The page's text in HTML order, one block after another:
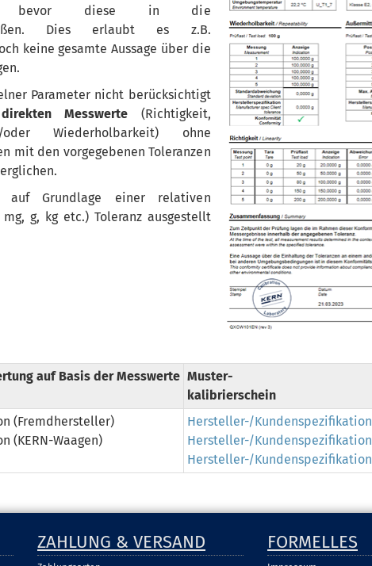
bevor diese in die
Dies erlaubt es z.B.
keine gesamte Aussage über die
Parameter nicht berücksichtigt
direkten Messwerte (Richtigkeit,
Wiederholbarkeit) ohne
mit den vorgegebenen Toleranzen
auf Grundlage einer relativen
g, kg etc.) Toleranz ausgestellt
auf Basis der Messwerte Muster-
kalibrierschein
(Fremdhersteller)
(KERN-Waagen)
Hersteller-/Kundenspezifikation
Hersteller-/Kundenspezifikation
Hersteller-/Kundenspezifikation
ZAHLUNG & VERSAND FORMELLES